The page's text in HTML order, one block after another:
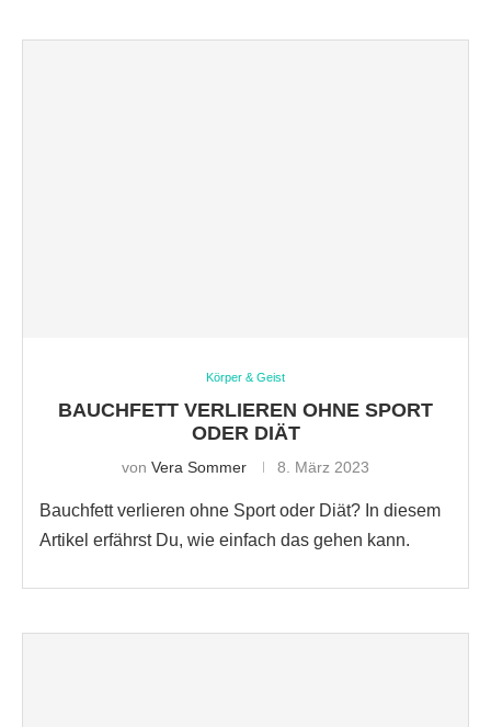
Körper & Geist
BAUCHFETT VERLIEREN OHNE SPORT
ODER DIÄT
von Vera Sommer 8. März 2023
Bauchfett verlieren ohne Sport oder Diät? In diesem
Artikel erfährst Du, wie einfach das gehen kann.